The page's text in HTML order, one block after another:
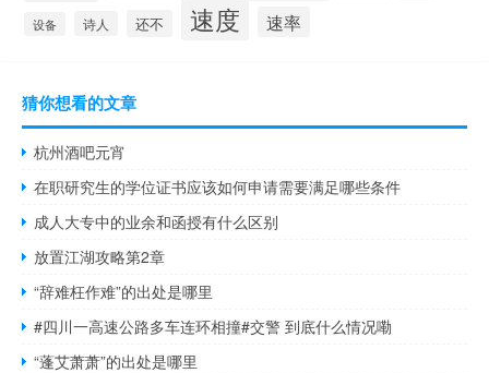
设备 诗人 还不 速度 速率
猜你想看的文章
杭州酒吧元宵
在职研究生的学位证书应该如何申请需要满足哪些条件
成人大专中的业余和函授有什么区别
放置江湖攻略第2章
“辞难枉作难”的出处是哪里
#四川一高速公路多车连环相撞#交警 到底什么情况嘞
“蓬艾萧萧”的出处是哪里